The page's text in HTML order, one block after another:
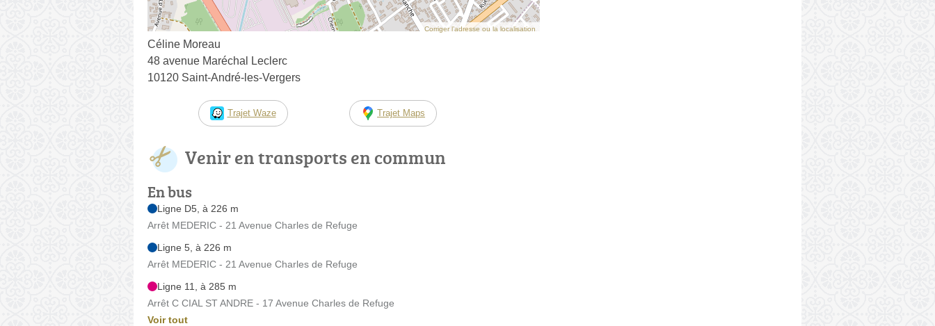
Corriger l’adresse ou la localisation
Céline Moreau
48 avenue Maréchal Leclerc
10120 Saint-André-les-Vergers
Trajet Waze Trajet Maps
Venir en transports en commun
En bus
Ligne D5, à 226 m
Arrêt MEDERIC - 21 Avenue Charles de Refuge
Ligne 5, à 226 m
Arrêt MEDERIC - 21 Avenue Charles de Refuge
Ligne 11, à 285 m
Arrêt C CIAL ST ANDRE - 17 Avenue Charles de Refuge
Voir tout